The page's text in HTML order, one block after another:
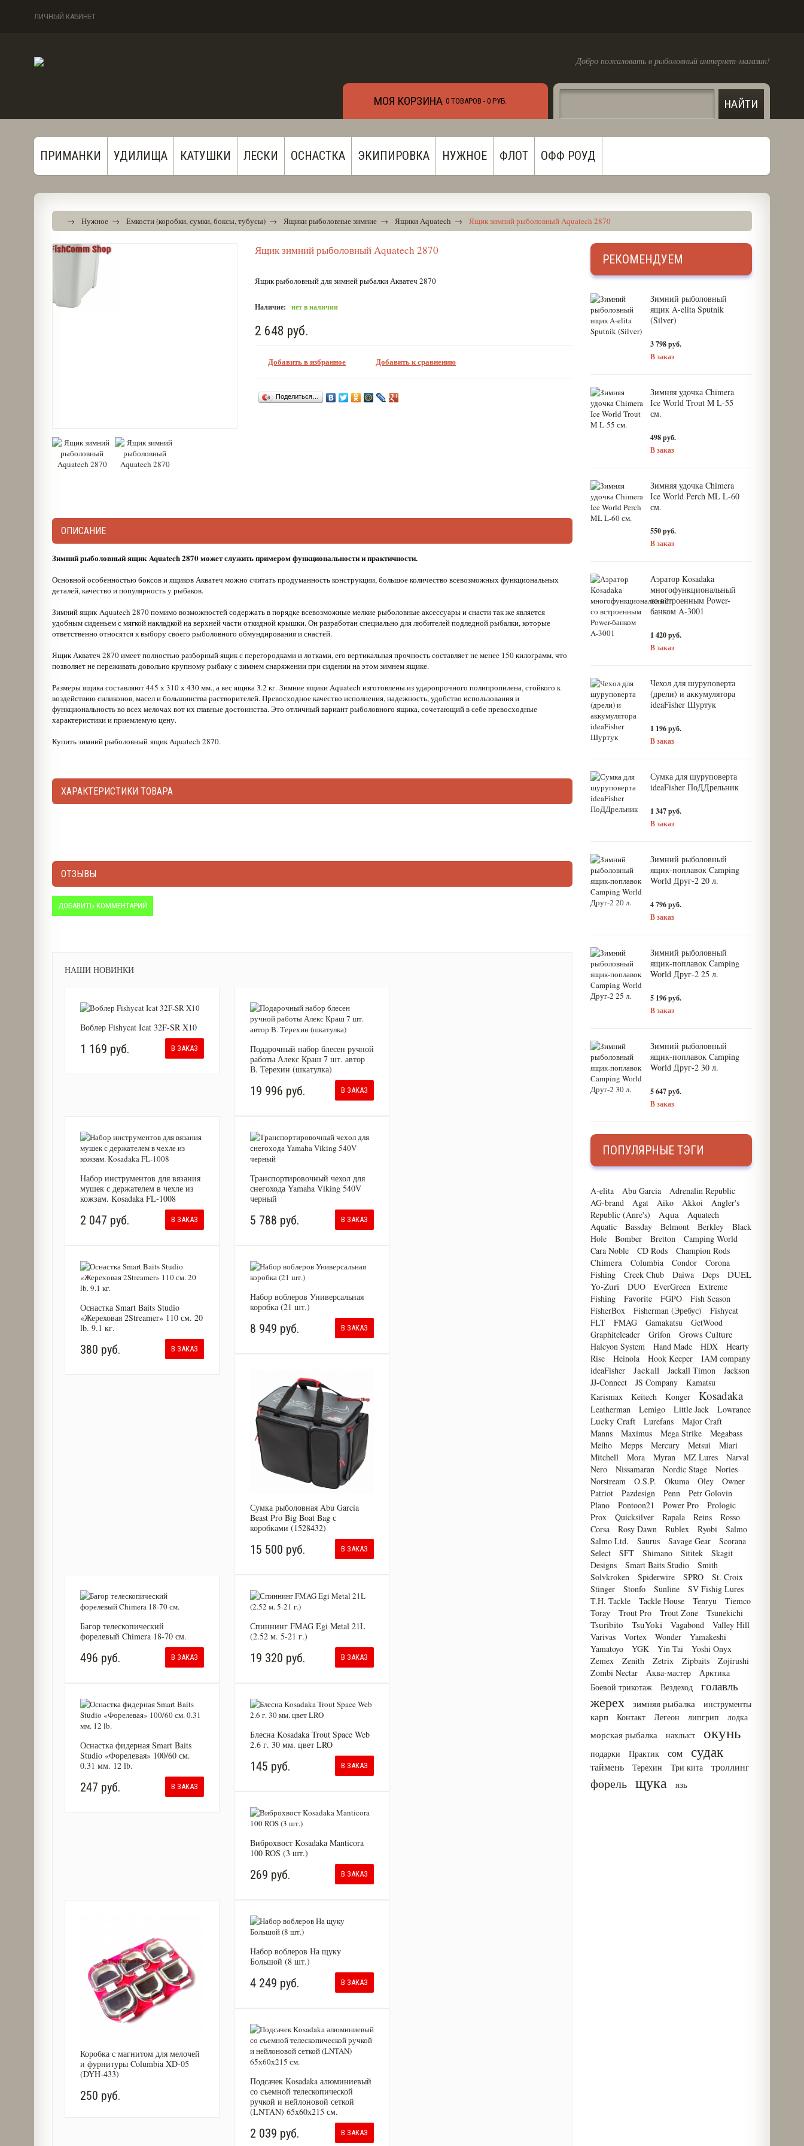
ЛИЧНЫЙ КАБИНЕТ
Добро пожаловать в рыболовный интернет-магазин!
МОЯ КОРЗИНА 0 ТОВАРОВ - 0 РУБ.
ПРИМАНКИ УДИЛИЩА КАТУШКИ ЛЕСКИ ОСНАСТКА ЭКИПИРОВКА НУЖНОЕ ФЛОТ ОФФ РОУД
→ Нужное → Емкости (коробки, сумки, боксы, тубусы) → Ящики рыболовные зимние → Ящики Aquatech → Ящик зимний рыболовный Aquatech 2870
Ящик зимний рыболовный Aquatech 2870
Ящик рыболовный для зимней рыбалки Акватеч 2870
Наличие: нет в наличии
2 648 руб.
Добавить в избранное Добавить к сравнению
Поделиться…
ОПИСАНИЕ
Зимний рыболовный ящик Aquatech 2870 может служить примером функциональности и практичности.
Основной особенностью боксов и ящиков Акватеч можно считать продуманность конструкции, большое количество всевозможных функциональных
деталей, качество и популярность у рыбаков.
Зимний ящик Aquatech 2870 помимо возможностей содержать в порядке всевозможные мелкие рыболовные аксессуары и снасти так же является
удобным сиденьем с мягкой накладкой на верхней части откидной крышки. Он разработан специально для любителей подледной рыбалки, которые
ответственно относятся к выбору своего рыболовного обмундирования и снастей.
Ящик Акватеч 2870 имеет полностью разборный ящик с перегородками и лотками, его вертикальная прочность составляет не менее 150 килограмм, что
позволяет не переживать довольно крупному рыбаку с зимнем снаряжении при сидении на этом зимнем ящике.
Размеры ящика составляют 445 х 310 х 430 мм., а вес ящика 3.2 кг. Зимние ящики Aquatech изготовлены из ударопрочного полипропилена, стойкого к
воздействию силиконов, масел и большинства растворителей. Превосходное качество исполнения, надежность, удобство использования и
функциональность во всех мелочах вот их главные достоинства. Это отличный вариант рыболовного ящика, сочетающий в себе превосходные
характеристики и приемлемую цену.
Купить зимний рыболовный ящик Aquatech 2870.
ХАРАКТЕРИСТИКИ ТОВАРА
ОТЗЫВЫ
ДОБАВИТЬ КОММЕНТАРИЙ
НАШИ НОВИНКИ
Воблер Fishycat Icat 32F-SR X10
1 169 руб. В ЗАКАЗ
Подарочный набор блесен ручной
работы Алекс Краш 7 шт. автор
В. Терехин (шкатулка)
19 996 руб. В ЗАКАЗ
Набор инструментов для вязания
мушек с держателем в чехле из
кожзам. Kosadaka FL-1008
2 047 руб. В ЗАКАЗ
Транспортировочный чехол для
снегохода Yamaha Viking 540V
черный
5 788 руб. В ЗАКАЗ
Оснастка Smart Baits Studio
«Жереховая 2Streamer» 110 см. 20
lb. 9.1 кг.
380 руб. В ЗАКАЗ
Набор воблеров Универсальная
коробка (21 шт.)
8 949 руб. В ЗАКАЗ
Сумка рыболовная Abu Garcia
Beast Pro Big Boat Bag с
коробками (1528432)
15 500 руб. В ЗАКАЗ
Багор телескопический
форелевый Chimera 18-70 см.
496 руб. В ЗАКАЗ
Спиннинг FMAG Egi Metal 21L
(2.52 м. 5-21 г.)
19 320 руб. В ЗАКАЗ
Оснастка фидерная Smart Baits
Studio «Форелевая» 100/60 см.
0.31 мм. 12 lb.
247 руб. В ЗАКАЗ
Блесна Kosadaka Trout Space Web
2.6 г. 30 мм. цвет LRO
145 руб. В ЗАКАЗ
Виброхвост Kosadaka Manticora
100 ROS (3 шт.)
269 руб. В ЗАКАЗ
Коробка с магнитом для мелочей
и фурнитуры Columbia XD-05
(DYH-433)
250 руб.
Набор воблеров На щуку
Большой (8 шт.)
4 249 руб. В ЗАКАЗ
Подсачек Kosadaka алюминиевый
со съемной телескопической
ручкой и нейлоновой сеткой
(LNTAN) 65х60х215 см.
2 039 руб. В ЗАКАЗ
РЕКОМЕНДУЕМ
Зимний рыболовный
ящик A-elita Sputnik
(Silver)
3 798 руб.
В заказ
Зимняя удочка Chimera
Ice World Trout M L-55
см.
498 руб.
В заказ
Зимняя удочка Chimera
Ice World Perch ML L-60
см.
550 руб.
В заказ
Аэратор Kosadaka
многофункциональный
со встроенным Power-
банком A-3001
1 420 руб.
В заказ
Чехол для шуруповерта
(дрели) и аккумулятора
ideaFisher Шуртук
1 196 руб.
В заказ
Сумка для шуруповерта
ideaFisher ПоДДрельник
1 347 руб.
В заказ
Зимний рыболовный
ящик-поплавок Camping
World Друг-2 20 л.
4 796 руб.
В заказ
Зимний рыболовный
ящик-поплавок Camping
World Друг-2 25 л.
5 196 руб.
В заказ
Зимний рыболовный
ящик-поплавок Camping
World Друг-2 30 л.
5 647 руб.
В заказ
ПОПУЛЯРНЫЕ ТЭГИ
A-elita Abu Garcia
Adrenalin Republic
AG-brand
Agat Aiko Akkoi
Angler's
Republic (Anre's)
Aqua
Aquatech
Aquatic
Bassday Belmont Berkley
Black
Hole
Bomber Bretton
Camping World
Cara Noble
CD Rods Champion Rods
Chimera Columbia Condor
Corona
Fishing
Creek Chub Daiwa Deps
DUEL
Yo-Zuri
DUO EverGreen
Extreme
Fishing
Favorite FGPO
Fish Season
FisherBox
Fisherman (Эребус)
Fishycat
FLT
FMAG Gamakatsu
GetWood
Graphiteleader
Grifon Grows Culture
Halcyon System Hand Made HDX
Hearty
Rise
Heinola Hook Keeper
IAM company
ideaFisher
Jackall Jackall Timon
Jackson
JJ-Connect
JS Company
Kamatsu
Karismax
Keitech Konger Kosadaka
Leatherman Lemigo Little Jack Lowrance
Lucky Craft Lurefans
Major Craft
Manns
Maximus Mega Strike
Megabass
Meiho
Mepps Mercury Metsui
Miari
Mitchell
Mora Myran MZ Lures
Narval
Nero
Nissamaran Nordic Stage
Nories
Norstream
O.S.P. Okuma Oley
Owner
Patriot
Pazdesign Penn
Petr Golovin
Plano
Pontoon21 Power Pro
Prologic
Prox
Quicksilver Rapala Reins
Rosso
Corsa
Rosy Dawn Rublex Ryobi
Salmo
Salmo Ltd.
Saurus Savage Gear
Scorana
Select
SFT Shimano Sititek
Skagit
Designs
Smart Baits Studio
Smith
Solvkroken
Spiderwire SPRO
St. Croix
Stinger
Stonfo Sunline
SV Fishig Lures
T.H. Tackle
Tackle House Tenryu
Tiemco
Toray
Trout Pro Trout Zone Tsunekichi
Tsuribito TsuYoki Vagabond
Valley Hill
Varivas
Vortex Wonder
Yamakeshi
Yamatoyo
YGK Yin Tai
Yoshi Onyx
Zemex
Zenith Zetrix Zipbaits
Zojirushi
Zombi Nectar
Аква-мастер
Арктика
Боевой трикотаж
Вездеход голавль
жерех зимняя рыбалка инструменты
карп Контакт Легеон липгрип лодка
морская рыбалка нахлыст окунь
подарки Практик сом судак
таймень Терехин Три кита троллинг
форель щука язь